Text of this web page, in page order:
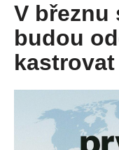
V březnu
budou